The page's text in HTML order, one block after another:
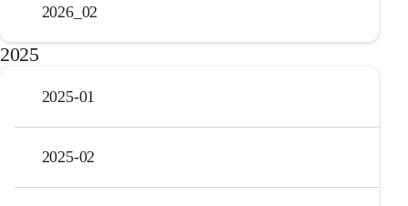
2026_02
2025
2025-01
2025-02